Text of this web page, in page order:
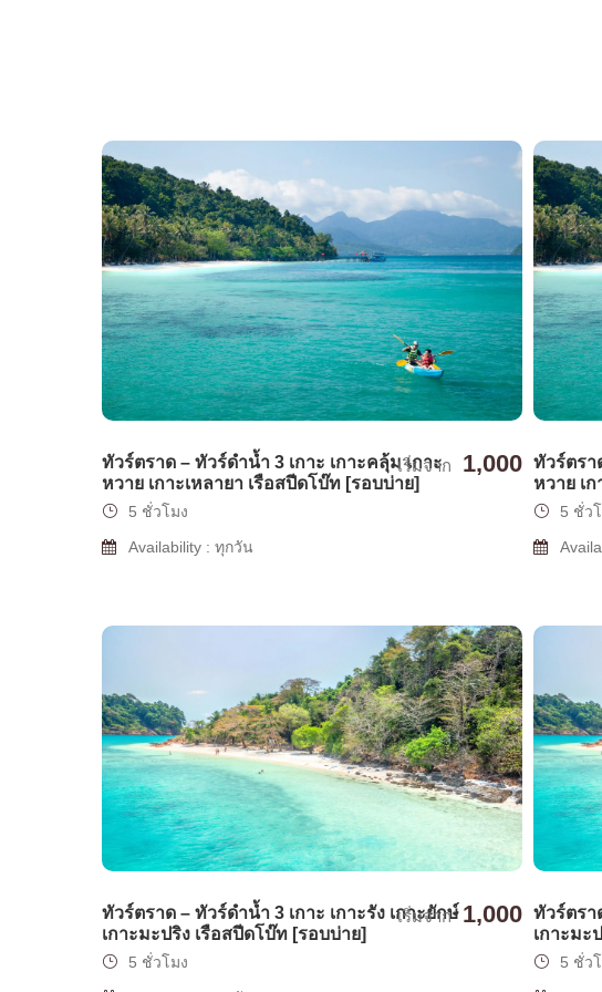
ทัวร์ตราด – ทัวร์ดำน้ำ 3 เกาะ เกาะคลุ้ม เกาะ
หวาย เกาะเหลายา เรือสปีดโบ๊ท [รอบบ่าย]
เริ่มจาก 1,000
5 ชั่วโมง
Availability : ทุกวัน
ทัวร์ตรา
หวาย เ
5 ชั่ว
ทัวร์ตราด – ทัวร์ดำน้ำ 3 เกาะ เกาะรัง เกาะยักษ์
เกาะมะปริง เรือสปีดโบ๊ท [รอบบ่าย]
เริ่มจาก 1,000
5 ชั่วโมง
ทัวร์ตรา
เกาะมะ
5 ชั่ว